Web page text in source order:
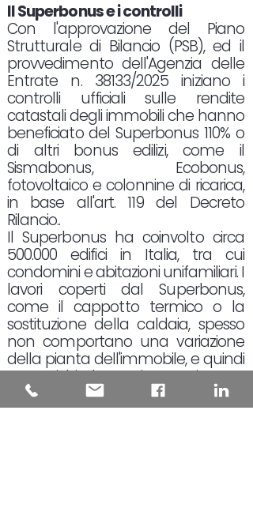
Il Superbonus e i controlli
Con l'approvazione del Piano
Strutturale di Bilancio (PSB), ed il
provvedimento dell'Agenzia delle
Entrate n. 38133/2025 iniziano i
controlli ufficiali sulle rendite
catastali degli immobili che hanno
beneficiato del Superbonus 110% o
di altri bonus edilizi, come il
Sismabonus, Ecobonus,
fotovoltaico e colonnine di ricarica,
in base all'art. 119 del Decreto
Rilancio..
Il Superbonus ha coinvolto circa
500.000 edifici in Italia, tra cui
condomini e abitazioni unifamiliari. I
lavori coperti dal Superbonus,
come il cappotto termico o la
sostituzione della caldaia, spesso
non comportano una variazione
della pianta dell'immobile, e quindi
non richiedono, in teoria, un
aggiornamento catastale.
L'aggiornamento della rendita